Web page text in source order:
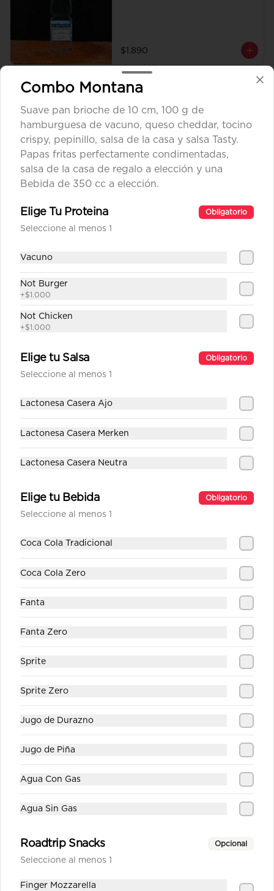
$1.890
Coca Cola Tradicional
$1.890
Jugo Piña
Combo Montana
Suave pan brioche de 10 cm, 100 g de
hamburguesa de vacuno, queso cheddar, tocino
crispy, pepinillo, salsa de la casa y salsa Tasty.
Papas fritas perfectamente condimentadas,
salsa de la casa de regalo a elección y una
Bebida de 350 cc a elección.
Elige Tu Proteina Obligatorio
Seleccione al menos 1
Vacuno
Not Burger
+$1.000
Not Chicken
+$1.000
Elige tu Salsa Obligatorio
Seleccione al menos 1
Lactonesa Casera Ajo
Lactonesa Casera Merken
Lactonesa Casera Neutra
Elige tu Bebida Obligatorio
Seleccione al menos 1
Coca Cola Tradicional
Coca Cola Zero
Fanta
Fanta Zero
Sprite
Sprite Zero
Jugo de Durazno
Jugo de Piña
Agua Con Gas
Agua Sin Gas
Roadtrip Snacks Opcional
Seleccione al menos 1
Finger Mozzarella